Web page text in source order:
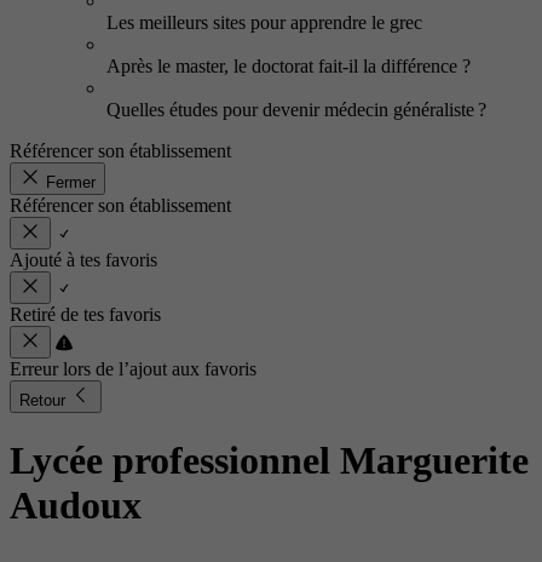
Les meilleurs sites pour apprendre le grec
Après le master, le doctorat fait-il la différence ?
Quelles études pour devenir médecin généraliste ?
Référencer son établissement
Fermer
Référencer son établissement
Ajouté à tes favoris
Retiré de tes favoris
Erreur lors de l’ajout aux favoris
Retour
Lycée professionnel Marguerite
Audoux